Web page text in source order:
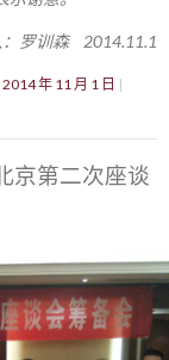
罗训森 2014.11.1
2014 年 11 月 1 日
京第二次座谈